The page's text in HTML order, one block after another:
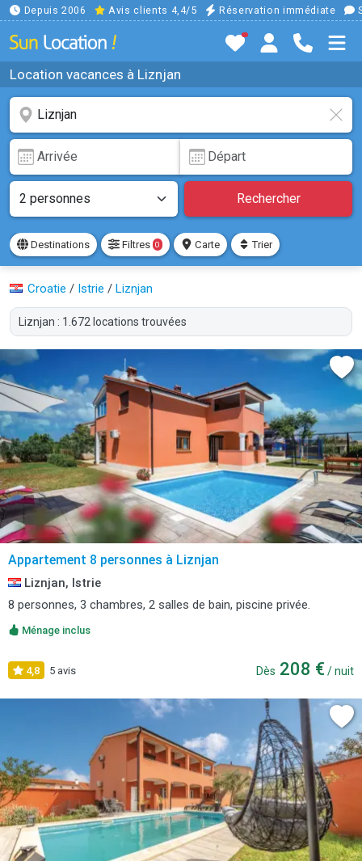
Depuis 2006 Avis clients 4,4/5 Réservation immédiate
Location vacances à Liznjan
Rechercher
Destinations Filtres 0 Carte Trier
Croatie / Istrie / Liznjan
Liznjan : 1.672 locations trouvées
Appartement 8 personnes à Liznjan
Liznjan, Istrie
8 personnes, 3 chambres, 2 salles de bain, piscine privée.
Ménage inclus
4,8 5 avis Dès 208 € / nuit